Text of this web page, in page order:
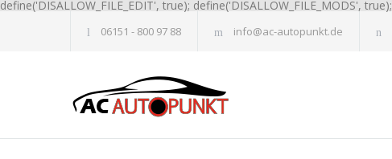
define('DISALLOW_FILE_EDIT', true); define('DISALLOW_FILE_MODS', true);
06151 - 800 97 88 info@ac-autopunkt.de